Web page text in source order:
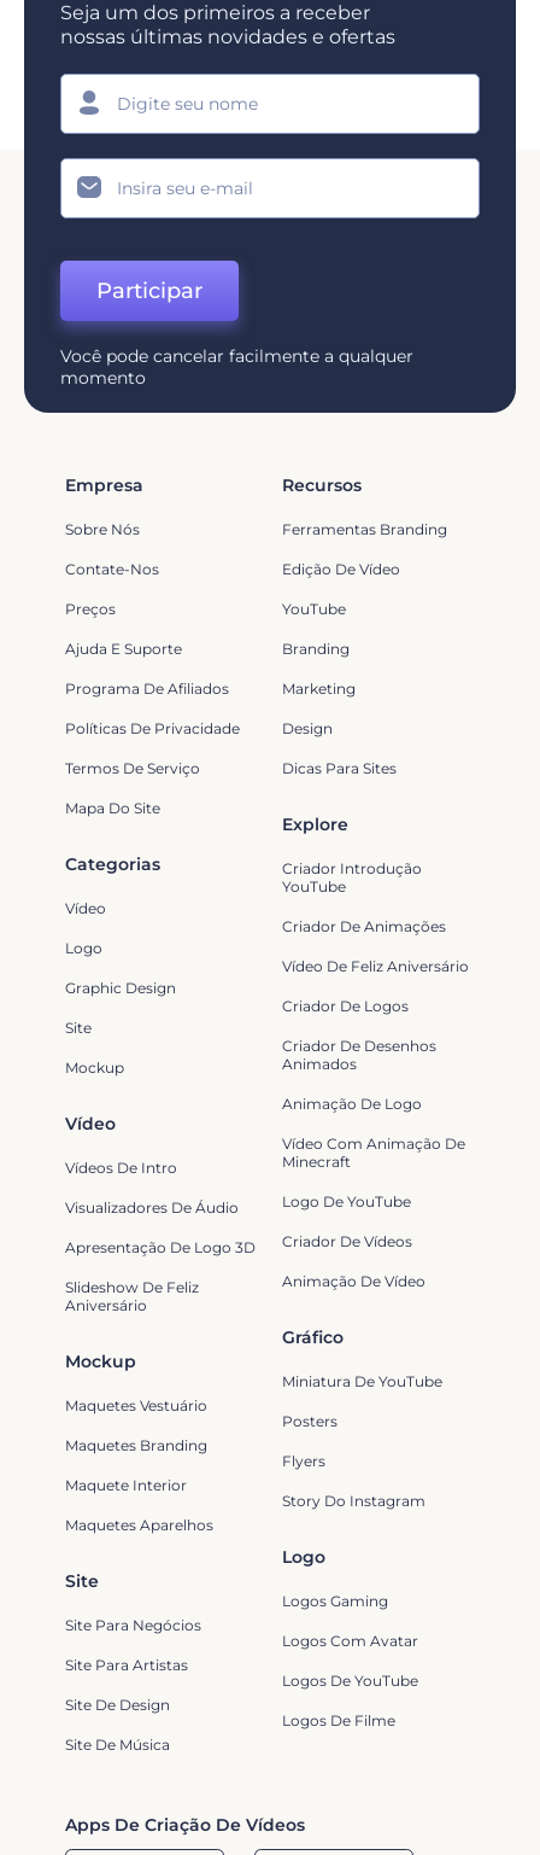
Seja um dos primeiros a receber
nossas últimas novidades e ofertas
Participar
Você pode cancelar facilmente a qualquer
momento
Empresa
Sobre Nós
Contate-Nos
Preços
Ajuda E Suporte
Programa De Afiliados
Políticas De Privacidade
Termos De Serviço
Mapa Do Site
Mockup
Maquetes Vestuário
Maquetes Branding
Maquete Interior
Maquetes Aparelhos
Recursos
Ferramentas Branding
Edição De Vídeo
YouTube
Branding
Marketing
Design
Dicas Para Sites
Gráfico
Miniatura De YouTube
Posters
Flyers
Story Do Instagram
Categorias
Vídeo
Logo
Graphic Design
Site
Mockup
Logo
Logos Gaming
Logos Com Avatar
Logos De YouTube
Logos De Filme
Explore
Criador Introdução
YouTube
Criador De Animações
Vídeo De Feliz Aniversário
Criador De Logos
Criador De Desenhos
Animados
Animação De Logo
Vídeo Com Animação De
Minecraft
Logo De YouTube
Criador De Vídeos
Animação De Vídeo
Apps De Criação De Vídeos
Vídeo
Vídeos De Intro
Visualizadores De Áudio
Apresentação De Logo 3D
Slideshow De Feliz
Aniversário
Site
Site Para Negócios
Site Para Artistas
Site De Design
Site De Música